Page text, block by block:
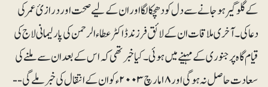
کے گلوگیر ہوجانے سے دل کودھچکا لگا اور ان کے لیے صحت اور درازیٔ عمر کی
دعا کی۔ آخری ملاقات ان کے لائق فرزند ڈاکٹر عطاء الرحمن کی پارلیمانی لاج کی
قیام گاہ پر جنوری کے مہینے میں ہوئی۔ کیا خبر تھی کہ اس کے بعد ان سے ملنے کی
سعادت حاصل نہ ہوگی اور ۱۸ مارچ ۲۰۰۳ء کو ان کے انتقال کی خبر ملے گی--